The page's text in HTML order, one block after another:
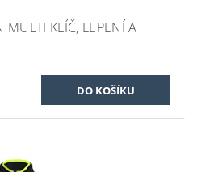
MULTI KLÍČ, LEPENÍ A